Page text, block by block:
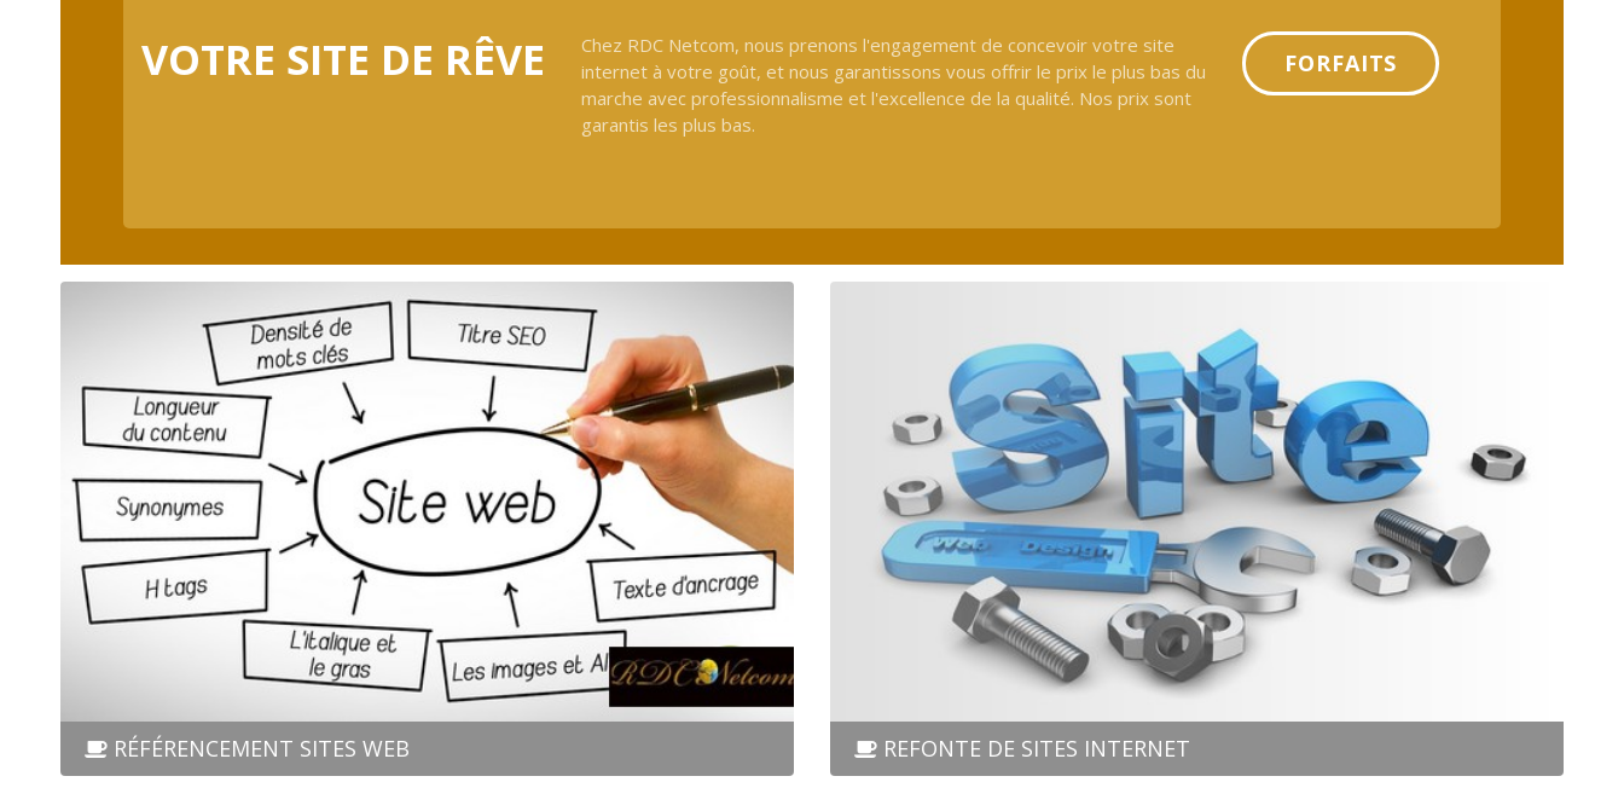
VOTRE SITE DE RÊVE
Chez RDC Netcom, nous prenons l'engagement de concevoir votre site
internet à votre goût, et nous garantissons vous offrir le prix le plus bas du
marche avec professionnalisme et l'excellence de la qualité. Nos prix sont
garantis les plus bas.
FORFAITS
RÉFÉRENCEMENT SITES WEB REFONTE DE SITES INTERNET